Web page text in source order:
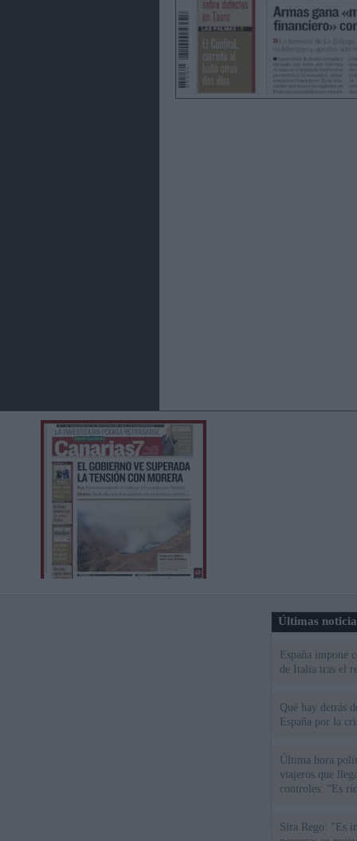
Últimas
España impone
de Italia tras el
Qué hay detrás
España por la
Última hora
viajeros que
controles: “Es
Sira Rego: "Es